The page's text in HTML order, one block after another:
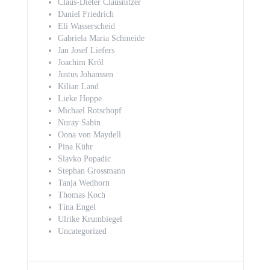
Claus-Dieter Clausnitzer
Daniel Friedrich
Eli Wasserscheid
Gabriela Maria Schmeide
Jan Josef Liefers
Joachim Król
Justus Johanssen
Kilian Land
Lieke Hoppe
Michael Rotschopf
Nuray Sahin
Oona von Maydell
Pina Kühr
Slavko Popadic
Stephan Grossmann
Tanja Wedhorn
Thomas Koch
Tina Engel
Ulrike Krumbiegel
Uncategorized